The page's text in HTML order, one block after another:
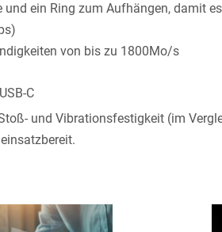
ein Ring zum Aufhängen, damit
von bis zu 1800Mo/s
C
und Vibrationsfestigkeit (im